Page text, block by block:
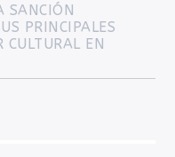
SANCIÓN
PRINCIPALES
CULTURAL EN